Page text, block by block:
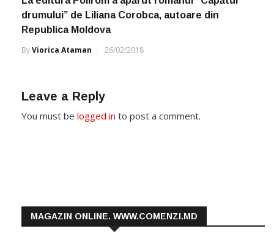
drumului” de Liliana Corobca, autoare din
Republica Moldova
ByViorica Ataman 26/02/2018
Leave a Reply
You must be logged in to post a comment.
MAGAZIN ONLINE. WWW.COMENZI.MD